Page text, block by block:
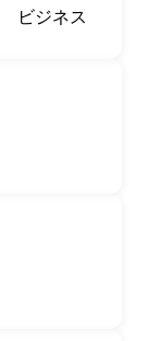
ビジネス